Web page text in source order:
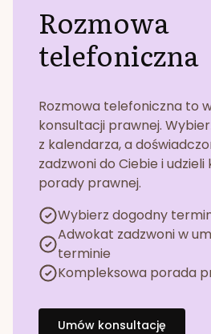
Rozmowa
telefoniczna
Rozmowa telefoniczna to
konsultacji prawnej.
z kalendarza, a
zadzwoni do Ciebie i
porady prawnej.
Wybierz dogodny
Adwokat zadzwoni w
terminie
Kompleksowa porada
Umów konsultację